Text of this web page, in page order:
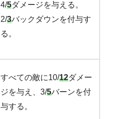
4/5ダメージを与える。
2/3バックダウンを付与す
る。
すべての敵に10/12ダメー
ジを与え、3/5バーンを付
与する。